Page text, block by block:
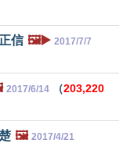
信 🖼️▶️ 2017/7/7
2017/6/14 （203,220
🖼️ 2017/4/21